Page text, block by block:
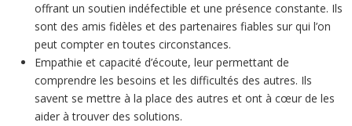
offrant un soutien indéfectible et une présence constante. Ils
sont des amis fidèles et des partenaires fiables sur qui l’on
peut compter en toutes circonstances.
Empathie et capacité d’écoute, leur permettant de
comprendre les besoins et les difficultés des autres. Ils
savent se mettre à la place des autres et ont à cœur de les
aider à trouver des solutions.